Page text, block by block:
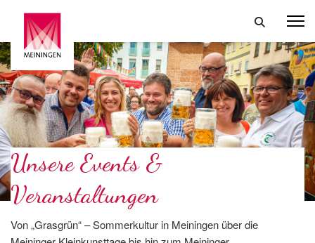
Unsere Events &
Veranstaltungen
Von „Grasgrün“ – Sommerkultur in Meiningen über die